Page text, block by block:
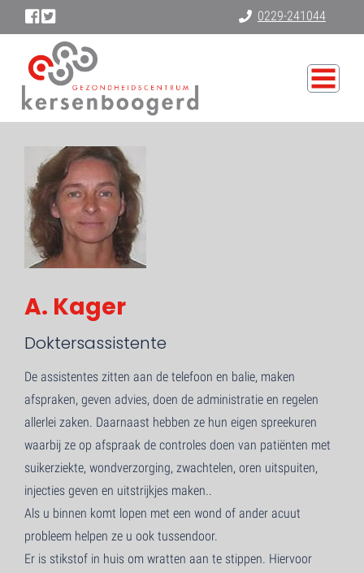
0229-241044
A. Kager
Doktersassistente
De assistentes zitten aan de telefoon en balie, maken
afspraken, geven advies, doen de administratie en regelen
allerlei zaken. Daarnaast hebben ze hun eigen spreekuren
waarbij ze op afspraak de controles doen van patiënten met
suikerziekte, wondverzorging, zwachtelen, oren uitspuiten,
injecties geven en uitstrijkjes maken..
Als u binnen komt lopen met een wond of ander acuut
probleem helpen ze u ook tussendoor.
Er is stikstof in huis om wratten aan te stippen. Hiervoor